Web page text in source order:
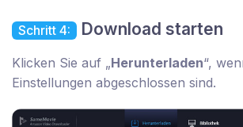
Schritt 4: Download starten
Klicken Sie auf „Herunterladen“,
Einstellungen abgeschlossen sind.